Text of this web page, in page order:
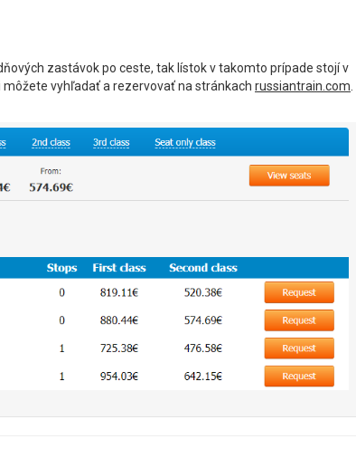
zastávok po ceste, tak lístok v takomto prípade stojí v
môžete vyhľadať a rezervovať na stránkach russiantrain.com